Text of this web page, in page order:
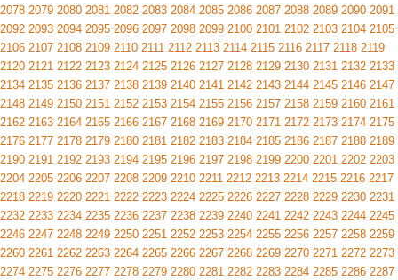
2078 2079 2080 2081 2082 2083 2084 2085 2086 2087 2088 2089 2090 2091
2092 2093 2094 2095 2096 2097 2098 2099 2100 2101 2102 2103 2104 2105
2106 2107 2108 2109 2110 2111 2112 2113 2114 2115 2116 2117 2118 2119
2120 2121 2122 2123 2124 2125 2126 2127 2128 2129 2130 2131 2132 2133
2134 2135 2136 2137 2138 2139 2140 2141 2142 2143 2144 2145 2146 2147
2148 2149 2150 2151 2152 2153 2154 2155 2156 2157 2158 2159 2160 2161
2162 2163 2164 2165 2166 2167 2168 2169 2170 2171 2172 2173 2174 2175
2176 2177 2178 2179 2180 2181 2182 2183 2184 2185 2186 2187 2188 2189
2190 2191 2192 2193 2194 2195 2196 2197 2198 2199 2200 2201 2202 2203
2204 2205 2206 2207 2208 2209 2210 2211 2212 2213 2214 2215 2216 2217
2218 2219 2220 2221 2222 2223 2224 2225 2226 2227 2228 2229 2230 2231
2232 2233 2234 2235 2236 2237 2238 2239 2240 2241 2242 2243 2244 2245
2246 2247 2248 2249 2250 2251 2252 2253 2254 2255 2256 2257 2258 2259
2260 2261 2262 2263 2264 2265 2266 2267 2268 2269 2270 2271 2272 2273
2274 2275 2276 2277 2278 2279 2280 2281 2282 2283 2284 2285 2286 2287